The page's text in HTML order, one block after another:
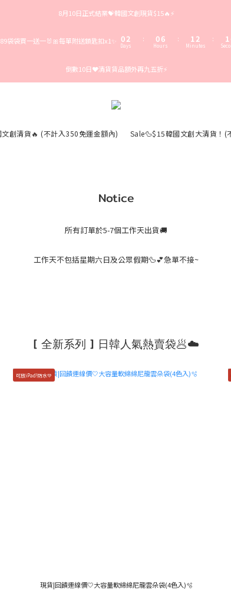
8月10日正式結業💝韓國文創現貨$15🔥⚡️
袋袋買一送一🐰🎀每單附送鎖匙扣x1✨
2
0
4
2
1
Days
:
2
0
8
6
5
3
2
Hours
:
1
0
2
1
Minutes
:
1
0
倒數10日❤️清貨貨品額外再九五折⚡️
文創清貨🔥 (不計入350免運金額內) Sale🦆$15韓國文創大清貨！(
Notice
所有訂單於5-7個工作天出貨🚚
工作天不包括星期六日及公眾假期🦆💕急單不接~
[ 全新系列 ] 日韓人氣熱賣袋🥟☁️
可放iPad!防水💚
現貨|回饋連線價🤍大容量軟綿綿尼龍雲朵袋(4色入)🫧